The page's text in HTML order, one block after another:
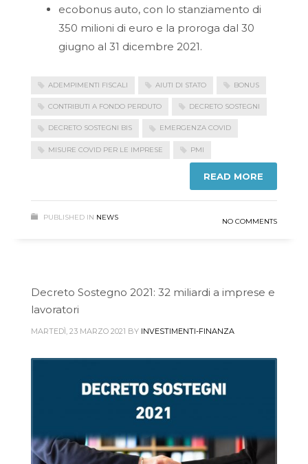
ecobonus auto, con lo stanziamento di
350 milioni di euro e la proroga dal 30
giugno al 31 dicembre 2021.
ADEMPIMENTI FISCALI AIUTI DI STATO BONUS
CONTRIBUTI A FONDO PERDUTO DECRETO SOSTEGNI
DECRETO SOSTEGNI BIS EMERGENZA COVID
MISURE COVID PER LE IMPRESE PMI
READ MORE
PUBLISHED IN NEWS NO COMMENTS
Decreto Sostegno 2021: 32 miliardi a imprese e
lavoratori
MARTEDÌ, 23 MARZO 2021 BY INVESTIMENTI-FINANZA